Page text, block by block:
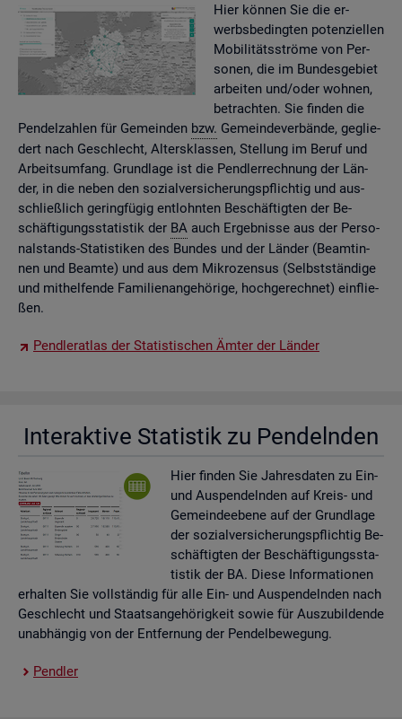
Hier kön­nen Sie die er­
werbs­be­ding­ten po­ten­zi­el­len
Mo­bi­li­täts­strö­me von Per­
so­nen, die im Bun­des­ge­biet
ar­bei­ten und/oder woh­nen,
be­trach­ten. Sie fin­den die
Pen­del­zah­len für Ge­mein­den bzw. Ge­mein­de­ver­bän­de, ge­glie­
dert nach Ge­schlecht, Al­ters­klas­sen, Stel­lung im Beruf und
Ar­beits­um­fang. Grund­la­ge ist die Pend­ler­rech­nung der Län­
der, in die neben den so­zi­al­ver­si­che­rungs­pflich­tig und aus­
schlie­ß­lich ge­ring­fü­gig ent­lohn­ten Be­schäf­tig­ten der Be­
schäf­ti­gungs­sta­tis­tik der BA auch Er­geb­nis­se aus der Per­so­
nal­stands-Sta­tis­ti­ken des Bun­des und der Län­der (Be­am­tin­
nen und Be­am­te) und aus dem Mi­kro­zen­sus (Selbst­stän­di­ge
und mit­hel­fen­de Fa­mi­li­en­an­ge­hö­ri­ge, hoch­ge­rech­net) ein­flie­
ßen.
Pend­ler­at­las der Sta­tis­ti­schen Ämter der Län­der
In­ter­ak­ti­ve Sta­tis­tik zu Pen­deln­den
Hier fin­den Sie Jah­res­da­ten zu Ein-
und Aus­pen­deln­den auf Kreis- und
Ge­mein­de­ebe­ne auf der Grund­la­ge
der so­zi­al­ver­si­che­rungs­pflich­tig Be­
schäf­tig­ten der Be­schäf­ti­gungs­sta­
tis­tik der BA. Diese In­for­ma­tio­nen
er­hal­ten Sie voll­stän­dig für alle Ein- und Aus­pen­deln­den nach
Ge­schlecht und Staats­an­ge­hö­rig­keit sowie für Aus­zu­bil­den­de
un­ab­hän­gig von der Ent­fer­nung der Pen­del­be­we­gung.
Pend­ler